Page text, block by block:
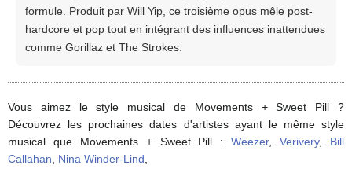
formule. Produit par Will Yip, ce troisième opus mêle post-
hardcore et pop tout en intégrant des influences inattendues
comme Gorillaz et The Strokes.
Vous aimez le style musical de Movements + Sweet Pill ?
Découvrez les prochaines dates d'artistes ayant le même style
musical que Movements + Sweet Pill :Weezer,Verivery, Bill
Callahan
Nina Winder-Lind